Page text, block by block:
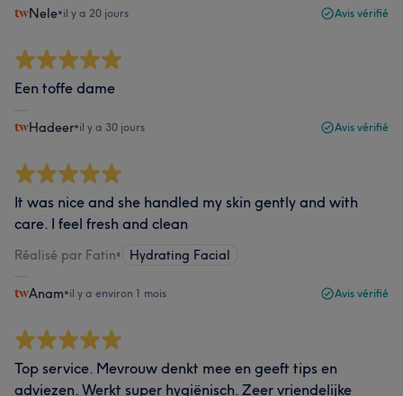
Nele•il y a 20 jours Avis vérifié
Een toffe dame
Hadeer•il y a 30 jours Avis vérifié
It was nice and she handled my skin gently and with
care. I feel fresh and clean
Réalisé par Fatin• Hydrating Facial
Anam•il y a environ 1 mois Avis vérifié
Top service. Mevrouw denkt mee en geeft tips en
adviezen. Werkt super hygiënisch. Zeer vriendelijke